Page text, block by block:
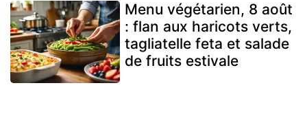
Menu végétarien, 8 août
: flan aux haricots verts,
tagliatelle feta et salade
de fruits estivale